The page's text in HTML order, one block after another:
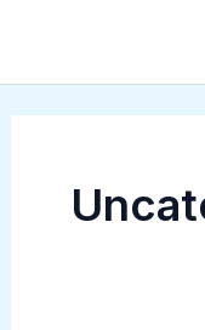
content